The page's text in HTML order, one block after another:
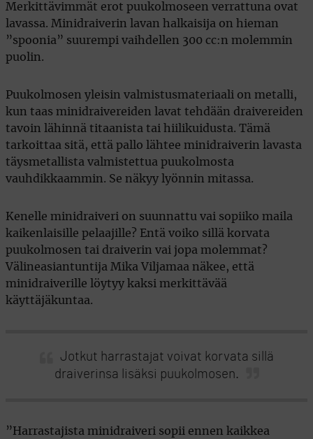
Merkittävimmät erot puukolmoseen verrattuna ovat
lavassa. Minidraiverin lavan halkaisija on hieman
”spoonia” suurempi vaihdellen 300 cc:n molemmin
puolin.
Puukolmosen yleisin valmistusmateriaali on metalli,
kun taas minidraivereiden lavat tehdään draivereiden
tavoin lähinnä titaanista tai hiilikuidusta. Tämä
tarkoittaa sitä, että pallo lähtee minidraiverin lavasta
täysmetallista valmistettua puukolmosta
vauhdikkaammin. Se näkyy lyönnin mitassa.
Kenelle minidraiveri on suunnattu vai sopiiko maila
kaikenlaisille pelaajille? Entä voiko sillä korvata
puukolmosen tai draiverin vai jopa molemmat?
Välineasiantuntija Mika Viljamaa näkee, että
minidraiverille löytyy kaksi merkittävää
käyttäjäkuntaa.
Jotkut harrastajat voivat korvata sillä
draiverinsa lisäksi puukolmosen.
”Harrastajista minidraiveri sopii ennen kaikkea